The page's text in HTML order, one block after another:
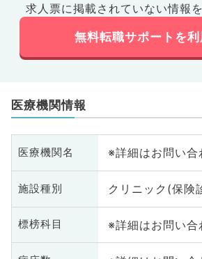
求人票に掲載されていない情報
無料転職サポートを利
医療機関情報
医療機関名 ※詳細はお問い合
施設種別 クリニック(保険
標榜科目 ※詳細はお問い合